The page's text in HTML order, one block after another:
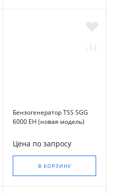
Бензогенератор TSS SGG
6000 EH (новая модель)
Цена по запросу
В КОРЗИНУ